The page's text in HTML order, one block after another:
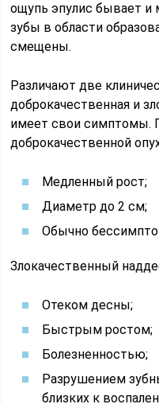
ощупь эпулис бывает и
зубы в области
смещены.
Различают две
доброкачественная и
имеет свои симптомы.
доброкачественной
Медленный рост;
Диаметр до 2 см;
Обычно
Злокачественный
Отеком десны;
Быстрым ростом;
Болезненностью;
Разрушением
близких к